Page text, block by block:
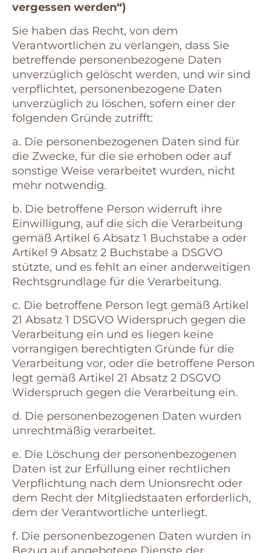
vergessen werden“)
Sie haben das Recht, von dem
Verantwortlichen zu verlangen, dass Sie
betreffende personenbezogene Daten
unverzüglich gelöscht werden, und wir sind
verpflichtet, personenbezogene Daten
unverzüglich zu löschen, sofern einer der
folgenden Gründe zutrifft:
a. Die personenbezogenen Daten sind für
die Zwecke, für die sie erhoben oder auf
sonstige Weise verarbeitet wurden, nicht
mehr notwendig.
b. Die betroffene Person widerruft ihre
Einwilligung, auf die sich die Verarbeitung
gemäß Artikel 6 Absatz 1 Buchstabe a oder
Artikel 9 Absatz 2 Buchstabe a DSGVO
stützte, und es fehlt an einer anderweitigen
Rechtsgrundlage für die Verarbeitung.
c. Die betroffene Person legt gemäß Artikel
21 Absatz 1 DSGVO Widerspruch gegen die
Verarbeitung ein und es liegen keine
vorrangigen berechtigten Gründe für die
Verarbeitung vor, oder die betroffene Person
legt gemäß Artikel 21 Absatz 2 DSGVO
Widerspruch gegen die Verarbeitung ein.
d. Die personenbezogenen Daten wurden
unrechtmäßig verarbeitet.
e. Die Löschung der personenbezogenen
Daten ist zur Erfüllung einer rechtlichen
Verpflichtung nach dem Unionsrecht oder
dem Recht der Mitgliedstaaten erforderlich,
dem der Verantwortliche unterliegt.
f. Die personenbezogenen Daten wurden in